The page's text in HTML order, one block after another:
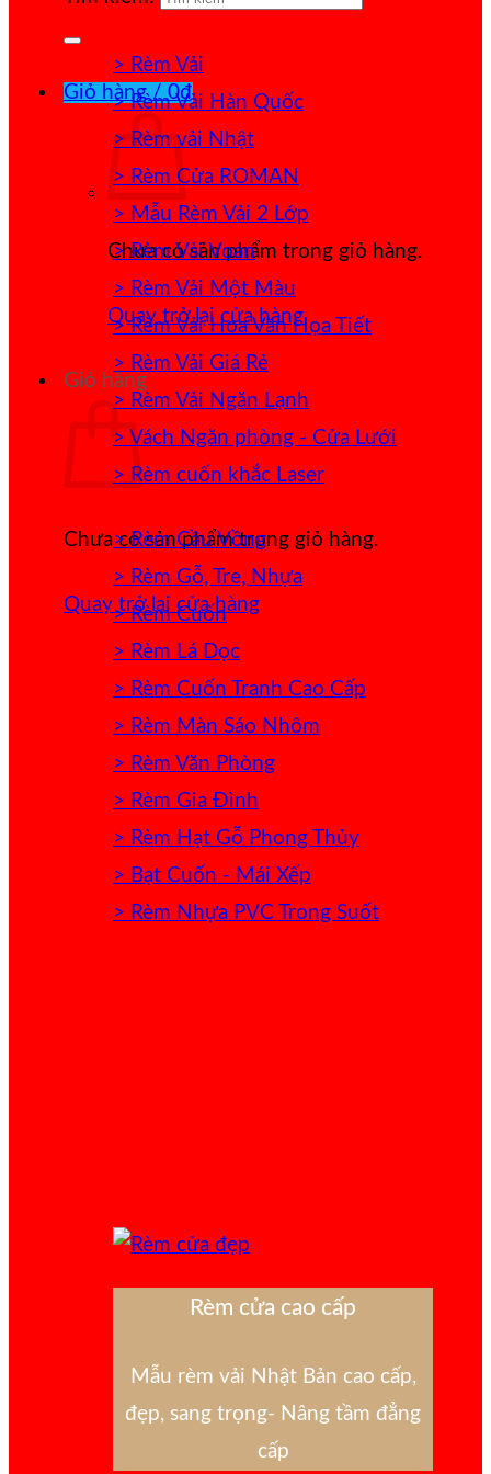
Giỏ hàng /0₫
Chưa có sản phẩm trong giỏ hàng.
Quay trở lại cửa hàng
Giỏ hàng
Chưa có sản phẩm trong giỏ hàng.
Quay trở lại cửa hàng
> Rèm Vải
> Rèm Vải Hàn Quốc
> Rèm vải Nhật
> Rèm Cửa ROMAN
> Mẫu Rèm Vải 2 Lớp
> Rèm Vải Voan
> Rèm Vải Một Màu
> Rèm Vải Hoa Văn Họa Tiết
> Rèm Vải Giá Rẻ
> Rèm Vải Ngăn Lạnh
> Vách Ngăn phòng - Cửa Lưới
> Rèm cuốn khắc Laser
> Rèm Cầu Vồng
> Rèm Gỗ, Tre, Nhựa
> Rèm Cuốn
> Rèm Lá Dọc
> Rèm Cuốn Tranh Cao Cấp
> Rèm Màn Sáo Nhôm
> Rèm Văn Phòng
> Rèm Gia Đình
> Rèm Hạt Gỗ Phong Thủy
> Bạt Cuốn - Mái Xếp
> Rèm Nhựa PVC Trong Suốt
Rèm cửa cao cấp
Mẫu rèm vải Nhật Bản cao cấp,
đẹp, sang trọng- Nâng tầm đẳng
cấp